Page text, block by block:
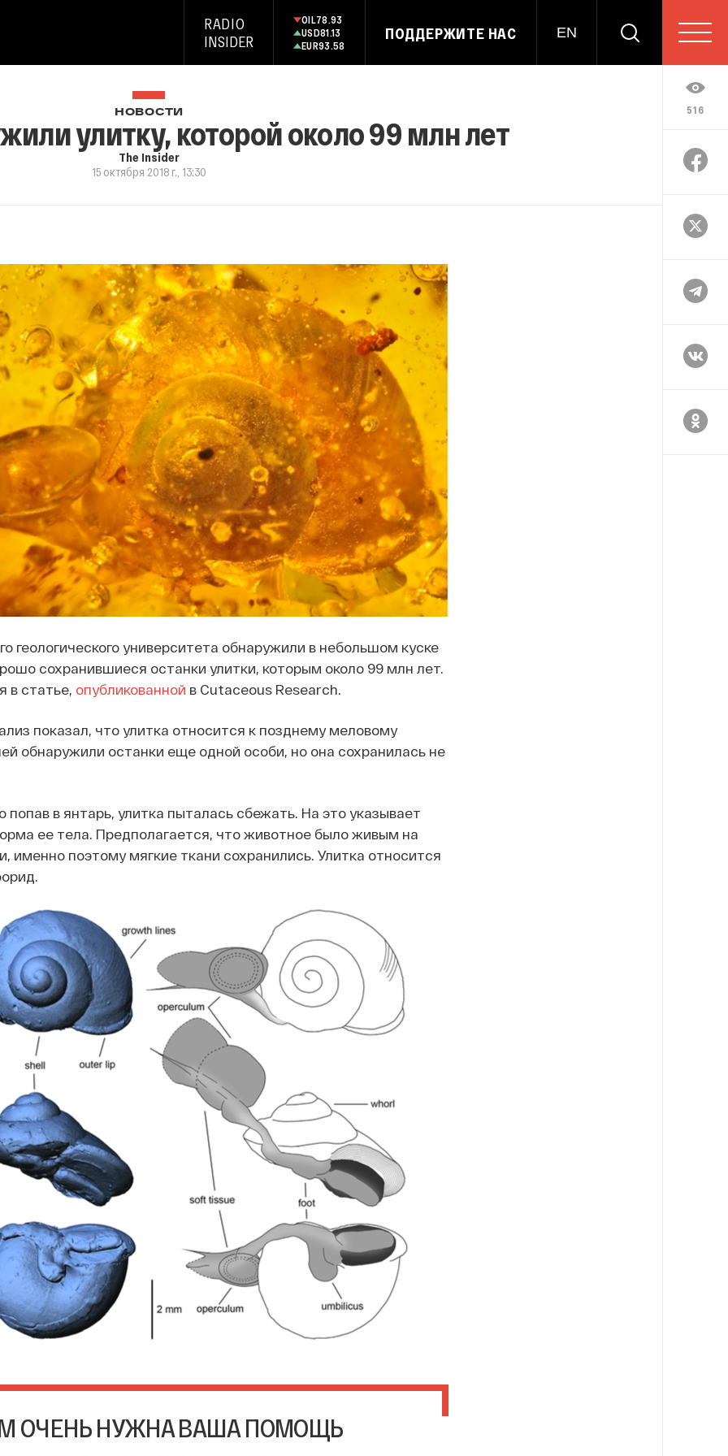
RADIO
INSIDER
OIL78.93
USD81.13
EUR93.58
ПОДДЕРЖИТЕ НАС EN
516
НОВОСТИ
улитку, которой около 99 млн лет
The Insider
15 октября 2018 г., 13:30
геологического университета обнаружили в небольшом куске
сохранившиеся останки улитки, которым около 99 млн лет.
в статье, опубликованной в Cutaceous Research.
показал, что улитка относится к позднему меловому
обнаружили останки еще одной особи, но она сохранилась не
попав в янтарь, улитка пыталась сбежать. На это указывает
ее тела. Предполагается, что животное было живым на
именно поэтому мягкие ткани сохранились. Улитка относится
ОЧЕНЬ НУЖНА ВАША ПОМОЩЬ